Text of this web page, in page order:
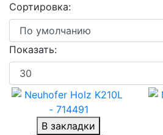
Сортировка:
Показать:
В закладки